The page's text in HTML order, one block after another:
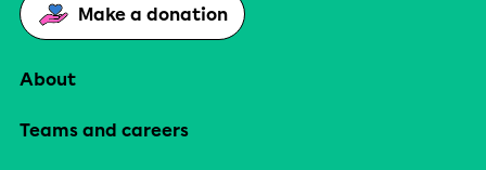
Make a donation
About
Teams and careers